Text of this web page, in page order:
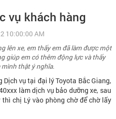
vụ khách hàng
10:00:00 AM
lên xe, em thấy em đã làm được một
giúp em có thêm động lực và thấy
mình thật ý nghĩa.
vụ tại đại lý Toyota Bắc Giang,
làm dịch vụ bảo dưỡng xe, sau
chị Lý vào phòng chờ để chờ lấy